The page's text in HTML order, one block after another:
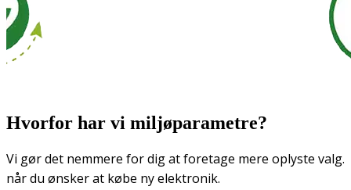
Hvorfor har vi miljøparametre?
Vi gør det nemmere for dig at foretage mere oplyste valg.
når du ønsker at købe ny elektronik.